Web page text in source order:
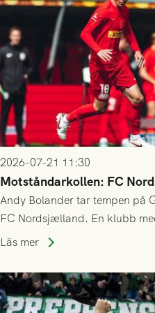
2026-07-21 11:30
Motståndarkollen: FC
Andy Bolander tar tempen på
FC Nordsjælland. En klubb
publiksnitt, ett lag med både
Läs mer